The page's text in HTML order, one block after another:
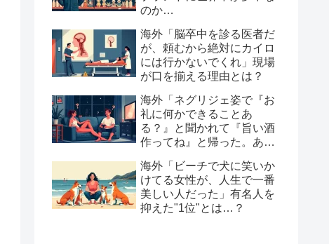
のか…
海外「脳卒中を診る医者だ
が、頼むから絶対にカイロ
には行かないでくれ」現場
が口を揃える理由とは？
海外「ネグリジェ姿で『お
礼に何かできることあ
る？』と聞かれて『旨い酒
作ってね』と帰った。あれ
る男たちの後悔談…
海外「ビーチで犬に笑いか
けてる女性が、人生で一番
美しい人だった」有名人を
抑えた"1位"とは…？